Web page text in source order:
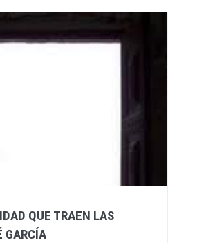
QUE TRAEN LAS
GARCÍA